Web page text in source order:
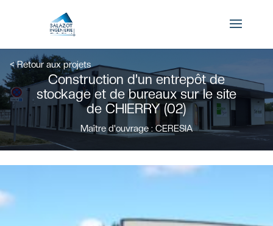
Connexion
Se souvenir de moi
< Retour aux projets
Construction d'un entrepôt de
stockage et de bureaux sur le site
de CHIERRY (02)
Maître d'ouvrage : CERESIA